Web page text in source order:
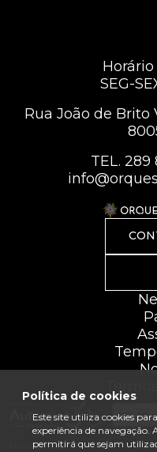
Política de cookies
Este site utiliza cookies
experiência de navegação.
permitirá que sejam
SEG-
Rua João de Brito
TEL. 289
Ficha Técnica